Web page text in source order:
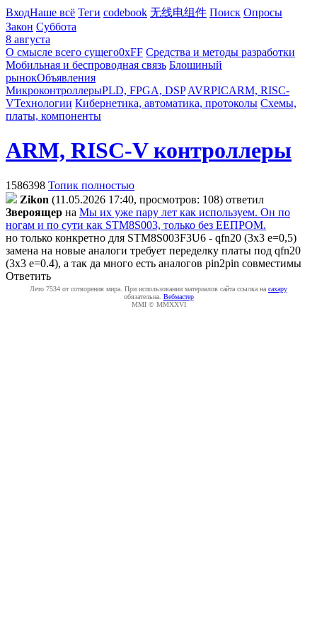
ВходНаше всё Теги codebook 无线电组件 Поиск Опросы
Закон Суббота
8 августа
О смысле всего сущего0xFF Средства и методы разработки
Мобильная и беспроводная связь Блошиный
рынокОбъявления
МикроконтроллерыPLD, FPGA, DSP AVRPICARM, RISC-
VТехнологии Кибернетика, автоматика, протоколы Схемы,
платы, компоненты
ARM, RISC-V контроллеры
1586398 Топик полностью
Zikon (11.05.2026 17:40, просмотров: 108) ответил
Звepoящep на Мы их уже пару лет как используем. Он по
ногам и по сути как STM8S003, только без ЕЕПРОМ.
но только конкретно для STM8S003F3U6 - qfn20 (3х3 e=0,5)
замена на новые аналоги требует переделку платы под qfn20
(3x3 e=0.4), а так да много есть аналогов pin2pin совместимы
Ответить
Лето 7534 от сотворения мира. При использовании материалов сайта ссылка на caxapу
обязательна. Вебмастер
MMI © MMXXVI